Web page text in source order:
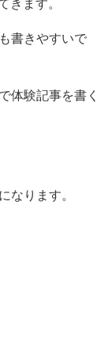
書きやすいで
体験記事を書く
なります。